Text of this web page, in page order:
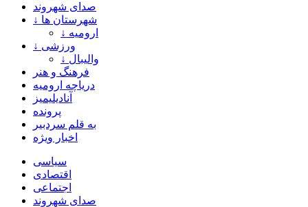
صدای شهروند
↓ شهرستان ها
↓ ارومیه
↓ ورزشی
↓ والیبال
فرهنگ و هنر
دریاچه ارومیه
آنادیلیمیز
پرونده
به قلم سردبیر
اخبار ویژه
سیاسی
اقتصادی
اجتماعی
صدای شهروند